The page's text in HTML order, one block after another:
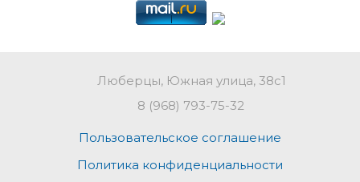
Люберцы, Южная улица, 38с1
8 (968) 793-75-32
Пользовательское соглашение
Политика конфиденциальности